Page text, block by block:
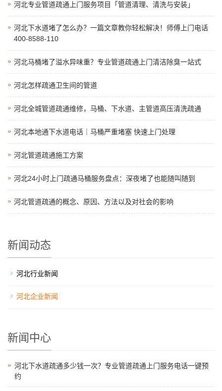
河北专业管道疏通上门服务项目「管道清理、清洗与安装」
河北下水道堵了怎么办？一篇文章教你轻松解决！师傅上门电话
400-8588-110
河北马桶堵了溢水异味重？专业管道疏通上门清洁除臭一站式
河北怎样疏通卫生间的管道
河北全城管道疏通维修，马桶、下水道、主管道高压清洗疏通
河北本地通下水道电话｜马桶严重堵塞 快速上门处理
河北管道疏通施工方案
河北24小时上门疏通马桶服务盘点：深夜堵了也能随叫随到
河北管道疏通的概念、原因、方法以及对社会的影响
新闻动态
河北行业新闻
河北企业新闻
新闻中心
河北下水道疏通多少钱一次？专业管道疏通上门服务电话一键预
约